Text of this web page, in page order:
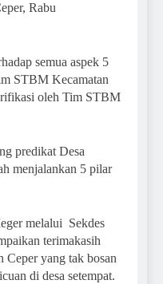
Rabu
semua aspek 5
STBM Kecamatan
oleh Tim STBM
predikat Desa
menjalankan 5 pilar
melalui Sekdes
terimakasih
yang tak bosan
di desa setempat.